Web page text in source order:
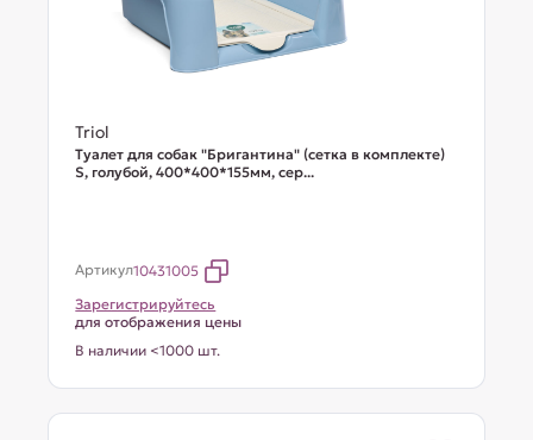
Triol
Туалет для собак "Бригантина" (сетка в комплекте)
S, голубой, 400*400*155мм, сер...
Артикул10431005
Зарегистрируйтесь
для отображения цены
В наличии <1000 шт.